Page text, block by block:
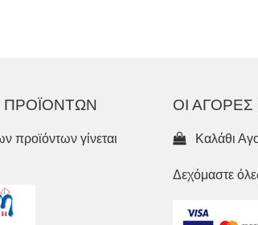
προϊόντων γίνεται
ΟΙ
Καλάθι
Δεχόμαστε